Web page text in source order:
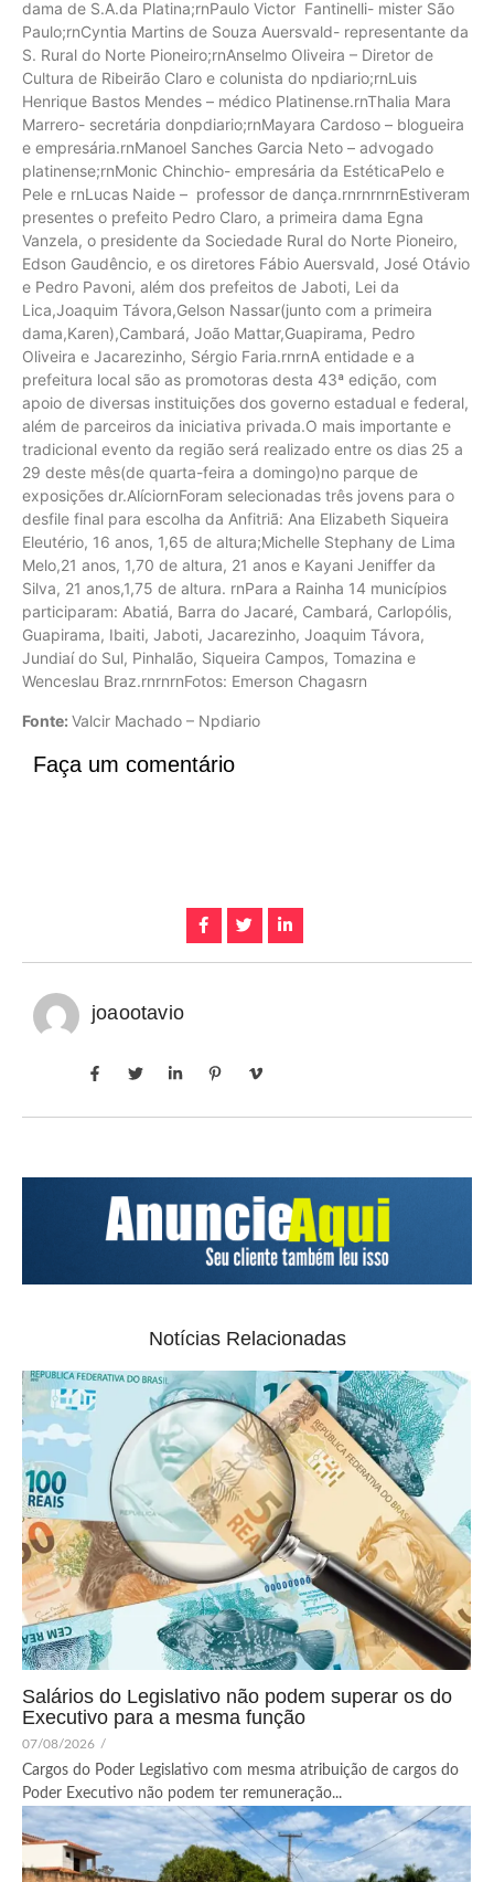
dama de S.A.da Platina;rnPaulo Victor Fantinelli- mister São
Paulo;rnCyntia Martins de Souza Auersvald- representante da
S. Rural do Norte Pioneiro;rnAnselmo Oliveira – Diretor de
Cultura de Ribeirão Claro e colunista do npdiario;rnLuis
Henrique Bastos Mendes – médico Platinense.rnThalia Mara
Marrero- secretária donpdiario;rnMayara Cardoso – blogueira
e empresária.rnManoel Sanches Garcia Neto – advogado
platinense;rnMonic Chinchio- empresária da EstéticaPelo e
Pele e rnLucas Naide – professor de dança.rnrnrnrnEstiveram
presentes o prefeito Pedro Claro, a primeira dama Egna
Vanzela, o presidente da Sociedade Rural do Norte Pioneiro,
Edson Gaudêncio, e os diretores Fábio Auersvald, José Otávio
e Pedro Pavoni, além dos prefeitos de Jaboti, Lei da
Lica,Joaquim Távora,Gelson Nassar(junto com a primeira
dama,Karen),Cambará, João Mattar,Guapirama, Pedro
Oliveira e Jacarezinho, Sérgio Faria.rnrnA entidade e a
prefeitura local são as promotoras desta 43ª edição, com
apoio de diversas instituições dos governo estadual e federal,
além de parceiros da iniciativa privada.O mais importante e
tradicional evento da região será realizado entre os dias 25 a
29 deste mês(de quarta-feira a domingo)no parque de
exposições dr.AlíciornForam selecionadas três jovens para o
desfile final para escolha da Anfitriã: Ana Elizabeth Siqueira
Eleutério, 16 anos, 1,65 de altura;Michelle Stephany de Lima
Melo,21 anos, 1,70 de altura, 21 anos e Kayani Jeniffer da
Silva, 21 anos,1,75 de altura. rnPara a Rainha 14 municípios
participaram: Abatiá, Barra do Jacaré, Cambará, Carlopólis,
Guapirama, Ibaiti, Jaboti, Jacarezinho, Joaquim Távora,
Jundiaí do Sul, Pinhalão, Siqueira Campos, Tomazina e
Wenceslau Braz.rnrnrnFotos: Emerson Chagasrn
Fonte: Valcir Machado – Npdiario
Faça um comentário
joaootavio
Notícias Relacionadas
Salários do Legislativo não podem superar os do
Executivo para a mesma função
07/08/2026 /
Cargos do Poder Legislativo com mesma atribuição de cargos do
Poder Executivo não podem ter remuneração...